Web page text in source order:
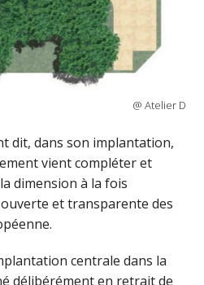
@ Atelier D
dit, dans son implantation,
vient compléter et
dimension à la fois
et transparente des
centrale dans la
délibérément en retrait de